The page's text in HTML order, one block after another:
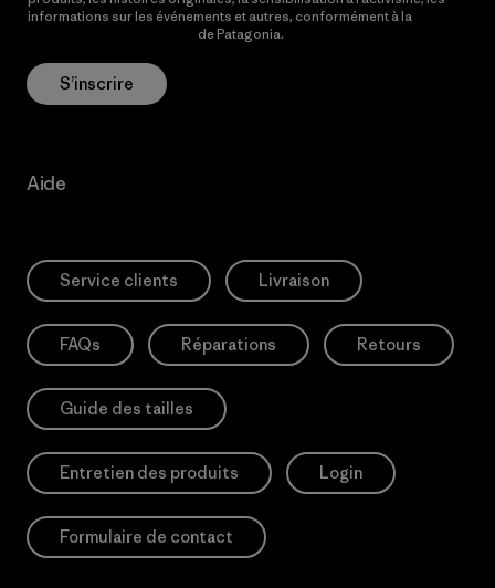
informations sur les événements et autres, conformément à la
de Patagonia.
S’inscrire
Aide
Service clients Livraison
FAQs Réparations Retours
Guide des tailles
Entretien des produits Login
Formulaire de contact